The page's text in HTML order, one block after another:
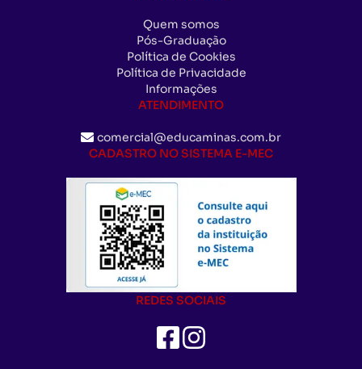
Quem somos
Pós-Graduação
Política de Cookies
Política de Privacidade
Informações
ATENDIMENTO
comercial@educaminas.com.br
CADASTRO NO SISTEMA E-MEC
REDES SOCIAIS